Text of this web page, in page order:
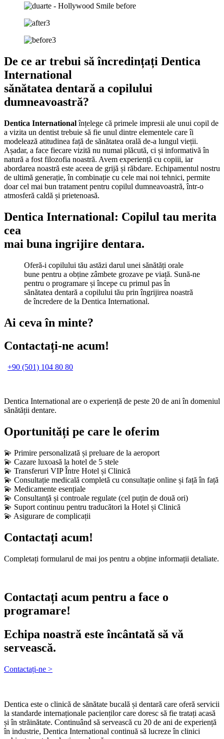
De ce ar trebui să încredințați Dentica
International
sănătatea dentară a copilului
dumneavoastră?
Dentica Internationalînțelege că primele impresii ale unui copil de
a vizita un dentist trebuie să fie unul dintre elementele care îi
modelează atitudinea față de sănătatea orală de-a lungul vieții.
Așadar, a face fiecare vizită nu numai plăcută, ci și informativă în
natură a fost filozofia noastră. Avem experiență cu copiii, iar
abordarea noastră este aceea de grijă și răbdare. Echipamentul nostru
de ultimă generație, în combinație cu cele mai noi tehnici, permite
doar cel mai bun tratament pentru copilul dumneavoastră, într-o
atmosferă caldă și prietenoasă.
Dentica International: Copilul tau merita
cea
mai buna ingrijire dentara.
Oferă-i copilului tău astăzi darul unei sănătăți orale
bune pentru a obține zâmbete grozave pe viață. Sună-ne
pentru o programare și începe cu primul pas în
sănătatea dentară a copilului tău prin îngrijirea noastră
de încredere de la Dentica International.
Ai ceva în minte?
Contactați-ne acum!
+90 (501) 104 80 80
Dentica International are o experiență de peste 20 de ani în domeniul
sănătății dentare.
Oportunități pe care le oferim
💫 Primire personalizată și preluare de la aeroport
💫 Cazare luxoasă la hotel de 5 stele
💫 Transferuri VIP Între Hotel și Clinică
💫 Consultație medicală completă cu consultație online și față în față
💫 Medicamente esențiale
💫 Consultanță și controale regulate (cel puțin de două ori)
💫 Suport continuu pentru traducători la Hotel și Clinică
💫 Asigurare de complicații
Contactați acum!
Completați formularul de mai jos pentru a obține informații detaliate.
Contactați acum pentru a face o
programare!
Echipa noastră este încântată să vă
servească.
Contactați-ne >
Dentica este o clinică de sănătate bucală și dentară care oferă servicii
la standarde internaționale pacienților care doresc să fie tratați acasă
și în străinătate. Continuând să servească cu 20 de ani de experiență
în industrie, Dentica International continuă să lucreze în clinici